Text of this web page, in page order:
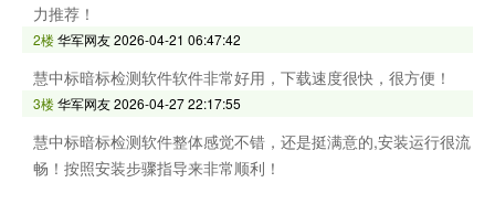
力推荐！
2楼华军网友2026-04-21 06:47:42
慧中标暗标检测软件软件非常好用，下载速度很快，很方便！
3楼华军网友2026-04-27 22:17:55
慧中标暗标检测软件整体感觉不错，还是挺满意的,安装运行很流
畅！按照安装步骤指导来非常顺利！